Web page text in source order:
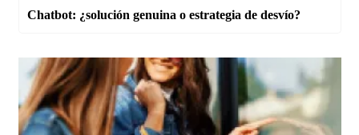
Chatbot: ¿solución genuina o estrategia de desvío?